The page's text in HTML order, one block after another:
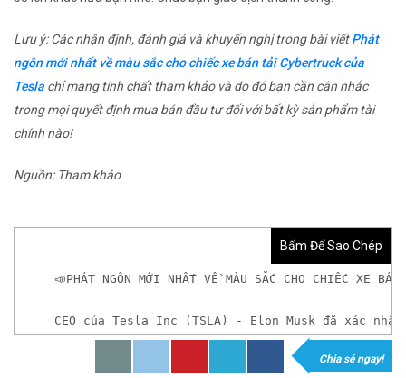
Lưu ý: Các nhận định, đánh giá và khuyến nghị trong bài viếtPhát
ngôn mới nhất về màu sắc cho chiếc xe bán tải Cybertruck của
Tesla chỉ mang tính chất tham khảo và do đó bạn cần cân nhắc
trong mọi quyết định mua bán đầu tư đối với bất kỳ sản phẩm tài
chính nào!
Nguồn: Tham khảo
Bấm Để Sao Chép
📣PHÁT NGÔN MỚI NHẤT VỀ MÀU SẮC CHO CHIẾC XE
CEO của Tesla Inc (TSLA) - Elon Musk đã xác
𝘟𝘦𝘮 𝘤𝘩𝘪 𝘵𝘪ế𝘵: https://chungkhoanforex.com/
Chia sẻ ngay!